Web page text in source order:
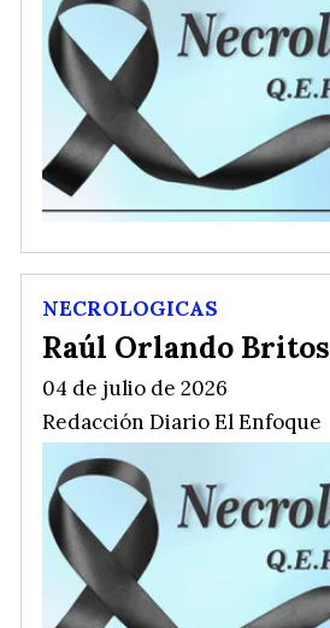
Raúl Orlando Britos
Redacción Diario El Enfoque
NECROLOGICAS
04 de julio de 2026